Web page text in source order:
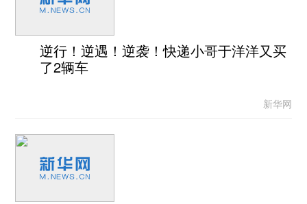
逆行！逆遇！逆袭！快递小哥于洋洋又买
了2辆车
新华网